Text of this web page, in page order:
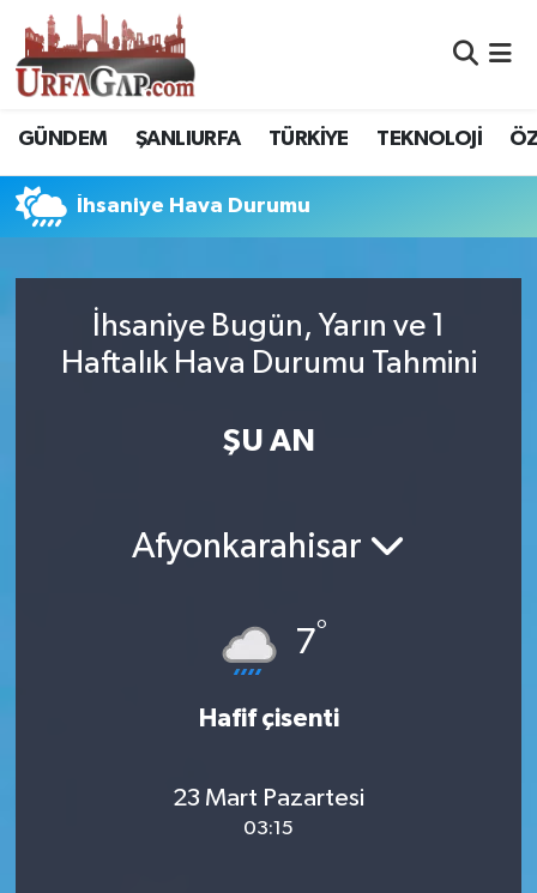
GÜNDEM ŞANLIURFA TÜRKİYE TEKNOLOJİ
İhsaniye Hava Durumu
İhsaniye Bugün, Yarın ve 1
Haftalık Hava Durumu Tahmini
ŞU AN
Afyonkarahisar
7°
Hafif çisenti
23 Mart Pazartesi
03:15
Nöbetçi Eczaneler
Hava Durumu
Namaz Vakitleri
Trafik Durumu
Süper Lig Puan Durumu ve Fikstür
Son Dakika Haberleri